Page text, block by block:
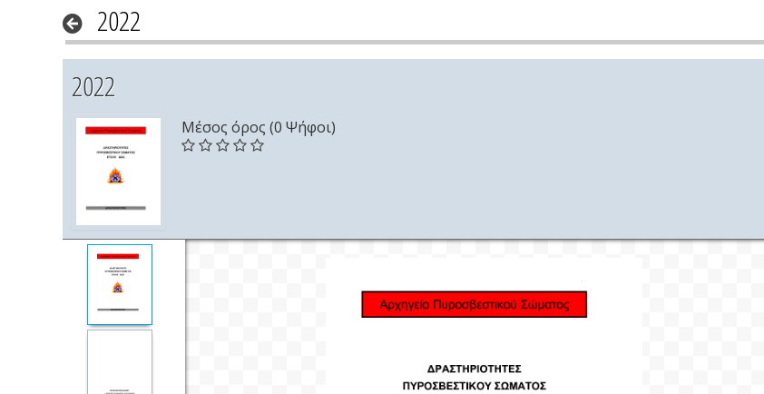
2022
2022
Μέσος όρος (0 Ψήφοι)